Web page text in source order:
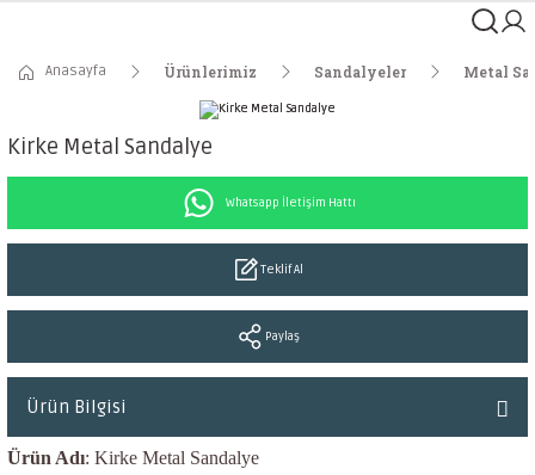
Anasayfa Ürünlerimiz Sandalyeler Metal
Kirke Metal Sandalye
Whatsapp İletişim Hattı
Teklif Al
Paylaş
Ürün Bilgisi
Ürün Adı: Kirke Metal Sandalye